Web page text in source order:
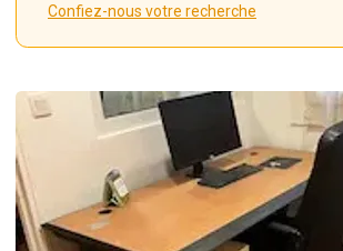
Confiez-nous votre recherche